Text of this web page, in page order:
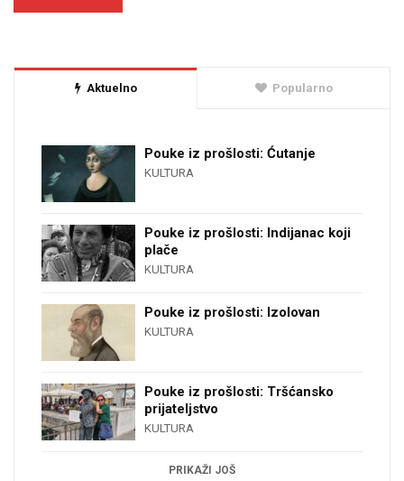
Aktuelno Popularno
Pouke iz prošlosti: Ćutanje
KULTURA
Pouke iz prošlosti: Indijanac koji
plače
KULTURA
Pouke iz prošlosti: Izolovan
KULTURA
Pouke iz prošlosti: Tršćansko
prijateljstvo
KULTURA
PRIKAŽI JOŠ